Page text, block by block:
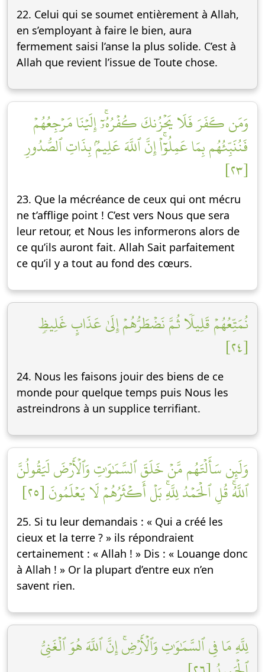
22. Celui qui se soumet entièrement à Allah,
en s’employant à faire le bien, aura
fermement saisi l’anse la plus solide. C’est à
Allah que revient l’issue de Toute chose.
وَمَن كَفَرَ فَلَا يَحۡزُنكَ كُفۡرُهُۥٓۚ إِلَيۡنَا مَرۡجِعُهُمۡ
فَنُنَبِّئُهُم بِمَا عَمِلُوٓاْۚ إِنَّ ٱللَّهَ عَلِيمُۢ بِذَاتِ ٱلصُّدُورِ
[٢٣]
23. Que la mécréance de ceux qui ont mécru
ne t’afflige point ! C’est vers Nous que sera
leur retour, et Nous les informerons alors de
ce qu’ils auront fait. Allah Sait parfaitement
ce qu’il y a tout au fond des cœurs.
نُمَتِّعُهُمۡ قَلِيلٗا ثُمَّ نَضۡطَرُّهُمۡ إِلَىٰ عَذَابٍ غَلِيظٖ
[٢٤]
24. Nous les faisons jouir des biens de ce
monde pour quelque temps puis Nous les
astreindrons à un supplice terrifiant.
وَلَئِن سَأَلۡتَهُم مَّنۡ خَلَقَ ٱلسَّمَٰوَٰتِ وَٱلۡأَرۡضَ لَيَقُولُنَّ
ٱللَّهُۚ قُلِ ٱلۡحَمۡدُ لِلَّهِۚ بَلۡ أَكۡثَرُهُمۡ لَا يَعۡلَمُونَ [٢٥]
25. Si tu leur demandais : « Qui a créé les
cieux et la terre ? » ils répondraient
certainement : « Allah ! » Dis : « Louange donc
à Allah ! » Or la plupart d’entre eux n’en
savent rien.
لِلَّهِ مَا فِي ٱلسَّمَٰوَٰتِ وَٱلۡأَرۡضِۚ إِنَّ ٱللَّهَ هُوَ ٱلۡغَنِيُّ